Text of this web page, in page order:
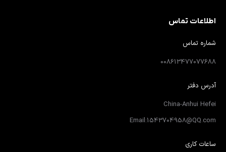
اطلاعات تماس
شماره تماس
008613477077688
آدرس دفتر
China-Anhui Hefei
Email:1543704958@QQ.com
ساعات کاری